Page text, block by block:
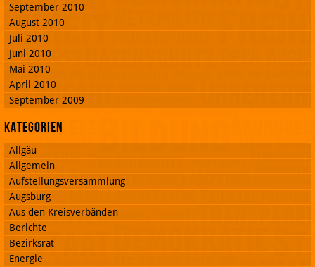
September 2010
August 2010
Juli 2010
Juni 2010
Mai 2010
April 2010
September 2009
Kategorien
Allgäu
Allgemein
Aufstellungsversammlung
Augsburg
Aus den Kreisverbänden
Berichte
Bezirksrat
Energie